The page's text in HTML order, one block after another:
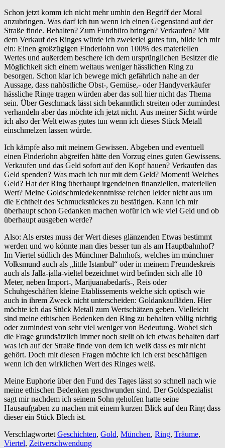
Schon jetzt komm ich nicht mehr umhin den Begriff der Moral
anzubringen. Was darf ich tun wenn ich einen Gegenstand auf der
Straße finde. Behalten? Zum Fundbüro bringen? Verkaufen? Mit
dem Verkauf des Ringes würde ich zweierlei gutes tun, bilde ich mir
ein: Einen großzügigen Finderlohn von 100% des materiellen
Wertes und außerdem beschere ich dem ursprünglichen Besitzer die
Möglichkeit sich einem weitaus weniger hässlichen Ring zu
besorgen. Schon klar ich bewege mich gefährlich nahe an der
Aussage, dass nahöstliche Obst-, Gemüse,- oder Handyverkäufer
hässliche Ringe tragen würden aber das soll hier nicht das Thema
sein. Über Geschmack lässt sich bekanntlich streiten oder zumindest
verhandeln aber das möchte ich jetzt nicht. Aus meiner Sicht würde
ich also der Welt etwas gutes tun wenn ich dieses Stück Metall
einschmelzen lassen würde.
Ich kämpfe also mit meinem Gewissen. Abgeben und eventuell
einen Finderlohn abgreifen hätte den Vorzug eines guten Gewissens.
Verkaufen und das Geld sofort auf den Kopf hauen? Verkaufen das
Geld spenden? Was mach ich nur mit dem Geld? Moment! Welches
Geld? Hat der Ring überhaupt irgendeinen finanziellen, materiellen
Wert? Meine Goldschmiedekenntnisse reichen leider nicht aus um
die Echtheit des Schmuckstückes zu bestätigen. Kann ich mir
überhaupt schon Gedanken machen wofür ich wie viel Geld und ob
überhaupt ausgeben werde?
Also: Als erstes muss der Wert dieses glänzenden Etwas bestimmt
werden und wo könnte man dies besser tun als am Hauptbahnhof?
Im Viertel südlich des Münchner Bahnhofs, welches im münchner
Volksmund auch als „little Istanbul“ oder in meinem Freundeskreis
auch als Jalla-jalla-vieltel bezeichnet wird befinden sich alle 10
Meter, neben Import-, Marijuanabedarfs-, Reis oder
Schuhgeschäften kleine Etablissements welche sich optisch wie
auch in ihrem Zweck nicht unterscheiden: Goldankaufläden. Hier
möchte ich das Stück Metall zum Wertschätzen geben. Vielleicht
sind meine ethischen Bedenken den Ring zu behalten völlig nichtig
oder zumindest von sehr viel weniger von Bedeutung. Wobei sich
die Frage grundsätzlich immer noch stellt ob ich etwas behalten darf
was ich auf der Straße finde von dem ich weiß dass es mir nicht
gehört. Doch mit diesen Fragen möchte ich ich erst beschäftigen
wenn ich den wirklichen Wert des Ringes weiß.
Meine Euphorie über den Fund des Tages lässt so schnell nach wie
meine ethischen Bedenken geschwunden sind. Der Goldspezialist
sagt mir nachdem ich seinem Sohn geholfen hatte seine
Hausaufgaben zu machen mit einem kurzen Blick auf den Ring dass
dieser ein Stück Blech ist.
Verschlagwortet Geschichten, Gold, München, Ring, Träume,
Viertel, Zeitverschwendung